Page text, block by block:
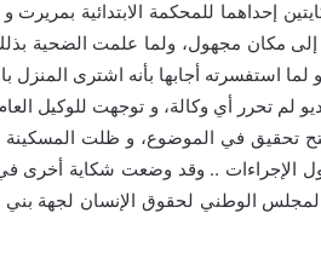
إحداهما للمحكمة الابتدائية بمريرت و
إلى مكان مجهول، ولما علمت
لما استفسرته أجابها بأنه اشترى المنزل
لم تحرر أي وكالة، و توجهت للوكيل
تحقيق في الموضوع، و ظلت المسكينة
الإجراءات .. وقد وضعت شكاية
المجلس الوطني لحقوق الإنسان لجهة